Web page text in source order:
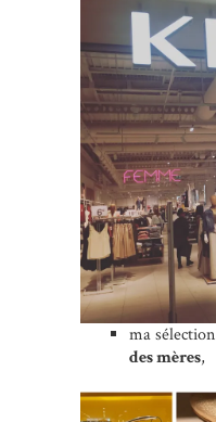
ma sélection
des mères,